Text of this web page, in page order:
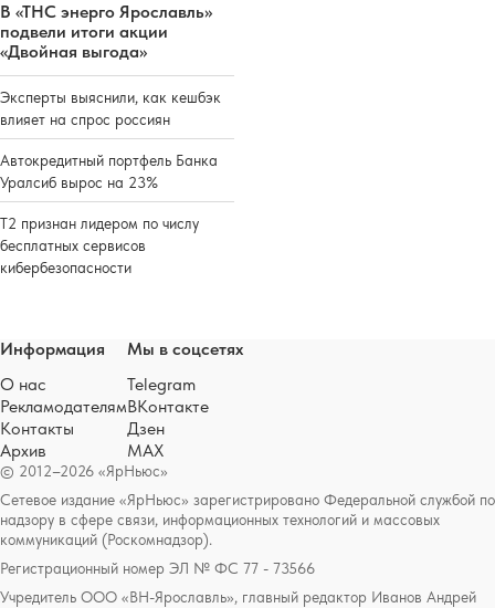
В «ТНС энерго Ярославль»
подвели итоги акции
«Двойная выгода»
Эксперты выяснили, как кешбэк
влияет на спрос россиян
Автокредитный портфель Банка
Уралсиб вырос на 23%
Т2 признан лидером по числу
бесплатных сервисов
кибербезопасности
© 2012–2026 «ЯрНьюс»
Сетевое издание «ЯрНьюс» зарегистрировано Федеральной службой по
надзору в сфере связи, информационных технологий и массовых
коммуникаций (Роскомнадзор).
Регистрационный номер ЭЛ № ФС 77 - 73566
Учредитель ООО «ВН-Ярославль», главный редактор Иванов Андрей
Информация
О нас
Рекламодателям
Контакты
Архив
Мы в соцсетях
Telegram
ВКонтакте
Дзен
MAX